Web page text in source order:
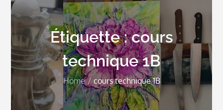
Étiquette :cours
technique 1B
Home cours technique 1B